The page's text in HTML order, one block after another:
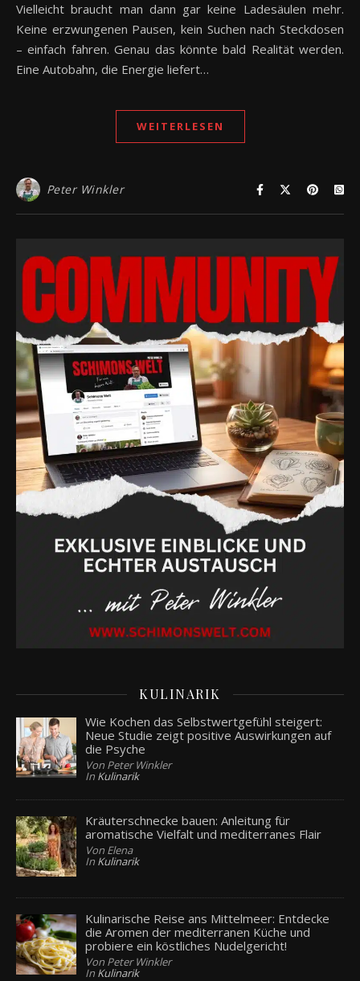
Vielleicht braucht man dann gar keine Ladesäulen mehr.
Keine erzwungenen Pausen, kein Suchen nach Steckdosen
– einfach fahren. Genau das könnte bald Realität werden.
Eine Autobahn, die Energie liefert…
WEITERLESEN
Peter Winkler
KULINARIK
Wie Kochen das Selbstwertgefühl steigert:
Neue Studie zeigt positive Auswirkungen auf
die Psyche
Von Peter Winkler
In Kulinarik
Kräuterschnecke bauen: Anleitung für
aromatische Vielfalt und mediterranes Flair
Von Elena
In Kulinarik
Kulinarische Reise ans Mittelmeer: Entdecke
die Aromen der mediterranen Küche und
probiere ein köstliches Nudelgericht!
Von Peter Winkler
In Kulinarik